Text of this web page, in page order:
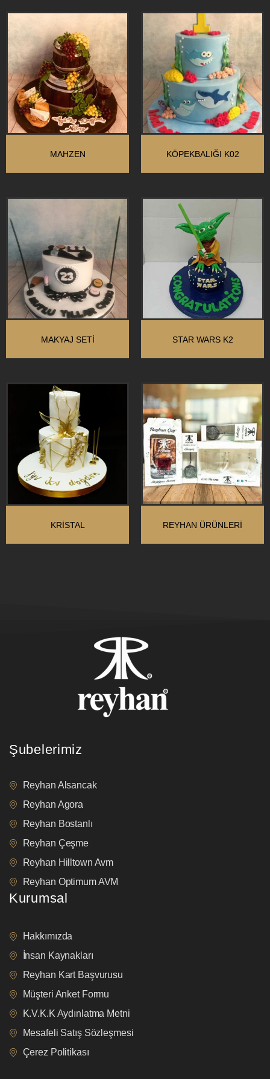
MAHZEN KÖPEKBALIĞI K02
MAKYAJ SETİ STAR WARS K2
KRİSTAL REYHAN ÜRÜNLERI
Şubelerimiz
Reyhan Alsancak
Reyhan Agora
Reyhan Bostanlı
Reyhan Çeşme
Reyhan Hilltown Avm
Reyhan Optimum AVM
Kurumsal
Hakkımızda
İnsan Kaynakları
Reyhan Kart Başvurusu
Müşteri Anket Formu
K.V.K.K Aydınlatma Metni
Mesafeli Satış Sözleşmesi
Çerez Politikası